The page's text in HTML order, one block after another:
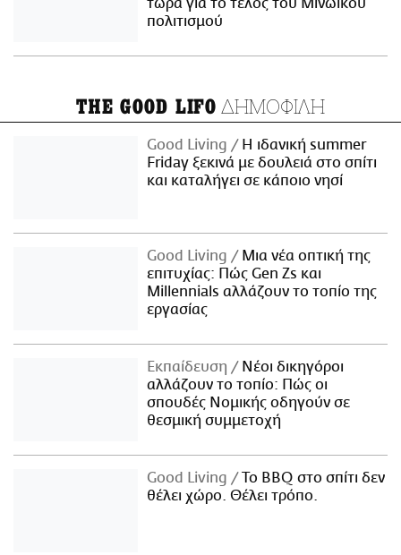
τώρα για το τέλος του Μινωικού
πολιτισμού
THE GOOD LIFO ΔΗΜΟΦΙΛΗ
Good Living
Η ιδανική summer
Friday ξεκινά με δουλειά στο σπίτι
και καταλήγει σε κάποιο νησί
Good Living
Μια νέα οπτική της
επιτυχίας: Πώς Gen Zs και
Millennials αλλάζουν το τοπίο της
εργασίας
Εκπαίδευση
Νέοι δικηγόροι
αλλάζουν το τοπίο: Πώς οι
σπουδές Νομικής οδηγούν σε
θεσμική συμμετοχή
Good Living
Το BBQ στο σπίτι δεν
θέλει χώρο. Θέλει τρόπο.